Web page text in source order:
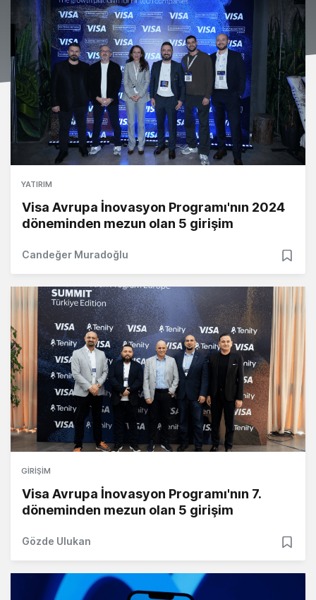
YATIRIM
Visa Avrupa İnovasyon Programı'nın 2024
döneminden mezun olan 5 girişim
Candeğer Muradoğlu
GIRIŞIM
Visa Avrupa İnovasyon Programı'nın 7.
döneminden mezun olan 5 girişim
Gözde Ulukan